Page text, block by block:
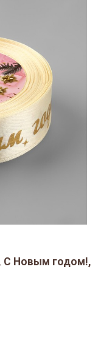
С Новым годом!,